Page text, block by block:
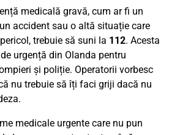
medicală gravă, cum ar fi un
accident sau o altă situație care
trebuie să suni la 112. Acesta
urgență din Olanda pentru
și poliție. Operatorii vorbesc
nu trebuie să îți faci griji dacă nu
medicale urgente care nu pun